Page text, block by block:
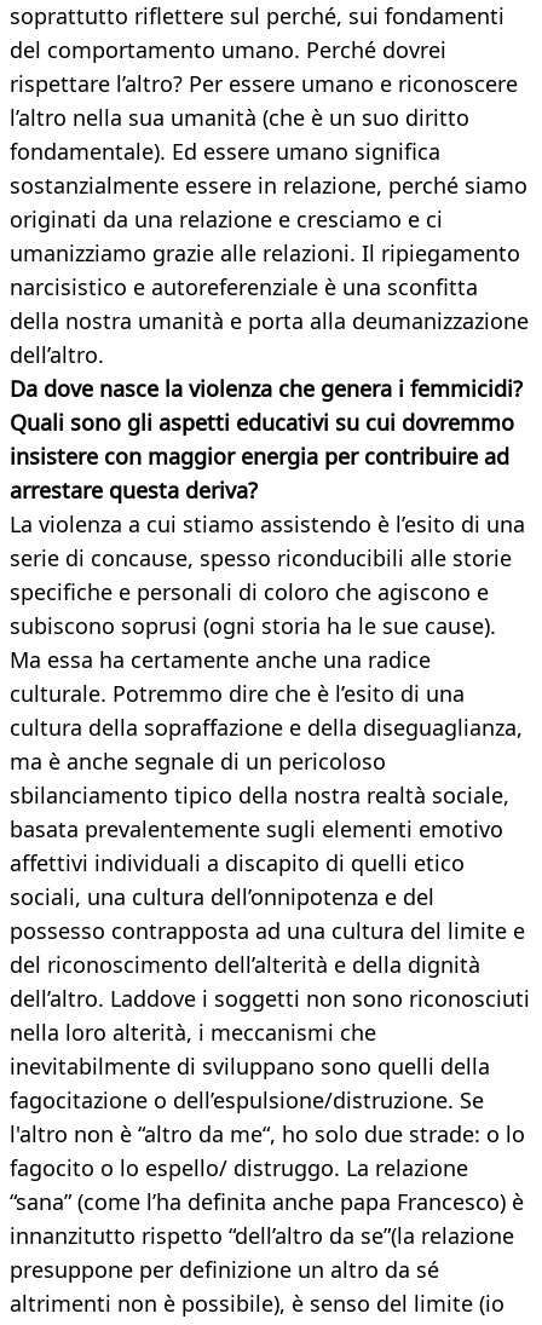
soprattutto riflettere sul perché, sui fondamenti
del comportamento umano. Perché dovrei
rispettare l’altro? Per essere umano e riconoscere
l’altro nella sua umanità (che è un suo diritto
fondamentale). Ed essere umano significa
sostanzialmente essere in relazione, perché siamo
originati da una relazione e cresciamo e ci
umanizziamo grazie alle relazioni. Il ripiegamento
narcisistico e autoreferenziale è una sconfitta
della nostra umanità e porta alla deumanizzazione
dell’altro.
Da dove nasce la violenza che genera i femmicidi?
Quali sono gli aspetti educativi su cui dovremmo
insistere con maggior energia per contribuire ad
arrestare questa deriva?
La violenza a cui stiamo assistendo è l’esito di una
serie di concause, spesso riconducibili alle storie
specifiche e personali di coloro che agiscono e
subiscono soprusi (ogni storia ha le sue cause).
Ma essa ha certamente anche una radice
culturale. Potremmo dire che è l’esito di una
cultura della sopraffazione e della diseguaglianza,
ma è anche segnale di un pericoloso
sbilanciamento tipico della nostra realtà sociale,
basata prevalentemente sugli elementi emotivo
affettivi individuali a discapito di quelli etico
sociali, una cultura dell’onnipotenza e del
possesso contrapposta ad una cultura del limite e
del riconoscimento dell’alterità e della dignità
dell’altro. Laddove i soggetti non sono riconosciuti
nella loro alterità, i meccanismi che
inevitabilmente di sviluppano sono quelli della
fagocitazione o dell’espulsione/distruzione. Se
l'altro non è “altro da me“, ho solo due strade: o lo
fagocito o lo espello/ distruggo. La relazione
“sana” (come l’ha definita anche papa Francesco) è
innanzitutto rispetto “dell’altro da se”(la relazione
presuppone per definizione un altro da sé
altrimenti non è possibile), è senso del limite (io